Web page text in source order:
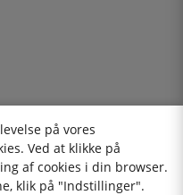
AB
på vores
Ved at klikke på
af cookies i din browser.
klik på "Indstillinger".